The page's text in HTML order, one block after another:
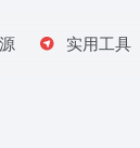
实用工具